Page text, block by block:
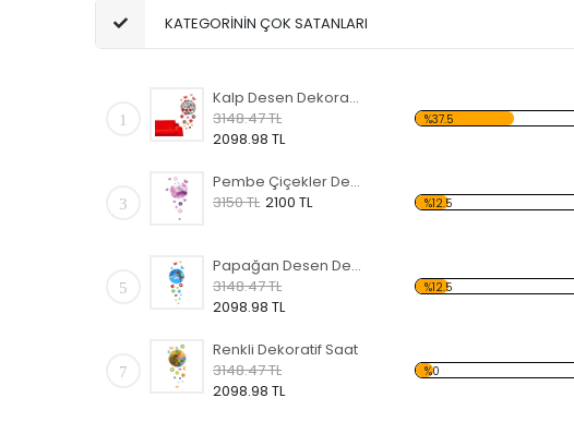
KATEGORİNİN ÇOK SATANLARI
1
Kalp Desen Dekoratif Saat
3148.47 TL
2098.98 TL
%37.5
3
Pembe Çiçekler Desen Dekoratif Saat
3150 TL 2100 TL %12.5
5
Papağan Desen Dekoratif Saat
3148.47 TL
2098.98 TL
%12.5
7
Renkli Dekoratif Saat
3148.47 TL
2098.98 TL
%0